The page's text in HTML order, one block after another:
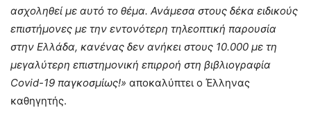
ασχοληθεί με αυτό το θέμα. Ανάμεσα στους δέκα ειδικούς
επιστήμονες με την εντονότερη τηλεοπτική παρουσία
στην Ελλάδα, κανένας δεν ανήκει στους 10.000 με τη
μεγαλύτερη επιστημονική επιρροή στη βιβλιογραφία
Covid-19 παγκοσμίως!» αποκαλύπτει ο Έλληνας
καθηγητής.